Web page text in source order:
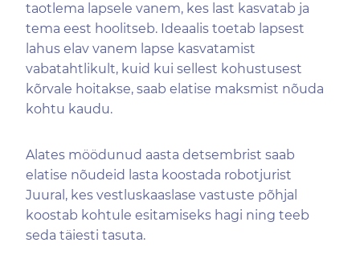
taotlema lapsele vanem, kes last kasvatab ja
tema eest hoolitseb. Ideaalis toetab lapsest
lahus elav vanem lapse kasvatamist
vabatahtlikult, kuid kui sellest kohustusest
kõrvale hoitakse, saab elatise maksmist nõuda
kohtu kaudu.
Alates möödunud aasta detsembrist saab
elatise nõudeid lasta koostada robotjurist
Juural, kes vestluskaaslase vastuste põhjal
koostab kohtule esitamiseks hagi ning teeb
seda täiesti tasuta.